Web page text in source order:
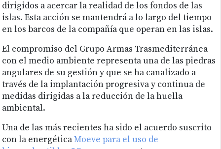
dirigidos a acercar la realidad de los fondos de las
islas. Esta acción se mantendrá a lo largo del tiempo
en los barcos de la compañía que operan en las islas.
El compromiso del Grupo Armas Trasmediterránea
con el medio ambiente representa una de las piedras
angulares de su gestión y que se ha canalizado a
través de la implantación progresiva y continua de
medidas dirigidas a la reducción de la huella
ambiental.
Una de las más recientes ha sido el acuerdo suscrito
con la energéticaMoeve para el uso de